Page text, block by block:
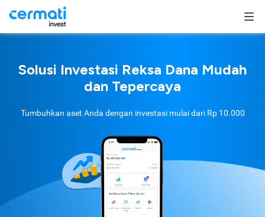
Solusi Investasi Reksa Dana Mudah
dan Tepercaya
Tumbuhkan aset Anda dengan investasi mulai dari Rp 10.000